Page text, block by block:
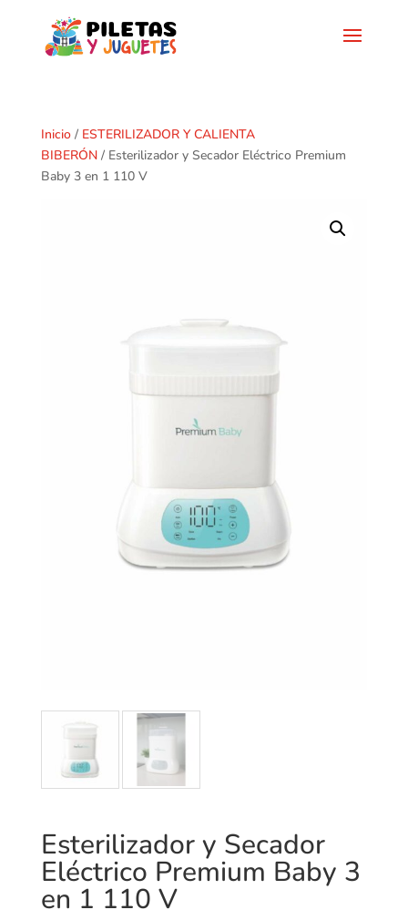
Inicio/ ESTERILIZADOR Y CALIENTA
BIBERÓN/ Esterilizador y Secador Eléctrico Premium
Baby 3 en 1 110 V
Esterilizador y Secador
Eléctrico Premium Baby 3
en 1 110 V